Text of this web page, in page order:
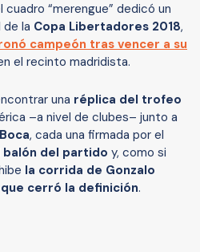
“merengue” dedicó un
de la Copa Libertadores 2018,
campeón tras vencer a su
el recinto madridista.
una réplica del trofeo
–a nivel de clubes– junto a
, cada una firmada por el
balón del partido y, como si
la corrida de Gonzalo
cerró la definición.